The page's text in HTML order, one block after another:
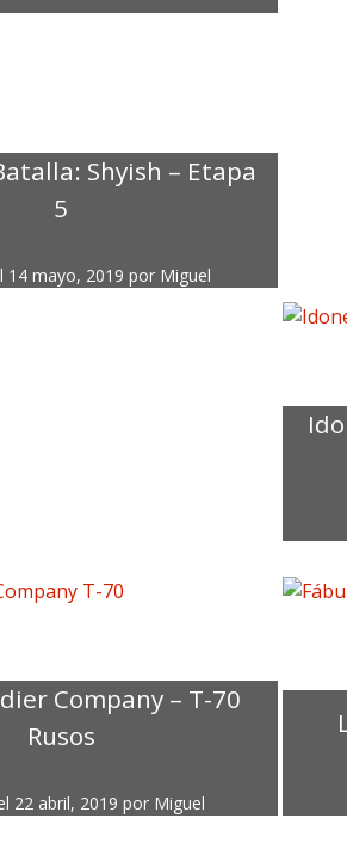
Shyish – Etapa
5
14 mayo, 2019 por Miguel
Company – T-70
Rusos
22 abril, 2019 por Miguel